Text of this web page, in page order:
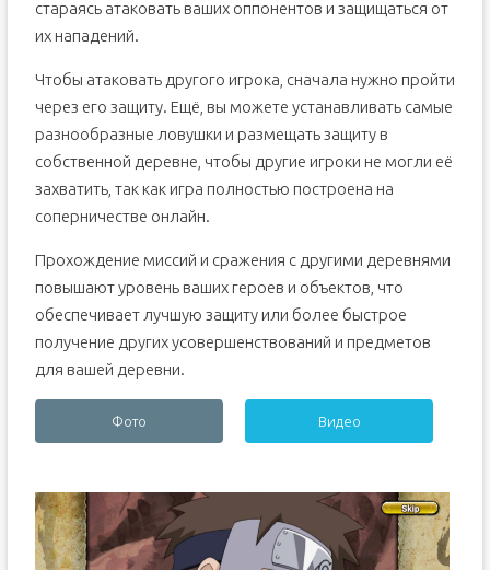
стараясь атаковать ваших оппонентов и защищаться от
их нападений.
Чтобы атаковать другого игрока, сначала нужно пройти
через его защиту. Ещё, вы можете устанавливать самые
разнообразные ловушки и размещать защиту в
собственной деревне, чтобы другие игроки не могли её
захватить, так как игра полностью построена на
соперничестве онлайн.
Прохождение миссий и сражения с другими деревнями
повышают уровень ваших героев и объектов, что
обеспечивает лучшую защиту или более быстрое
получение других усовершенствований и предметов
для вашей деревни.
Фото Видео